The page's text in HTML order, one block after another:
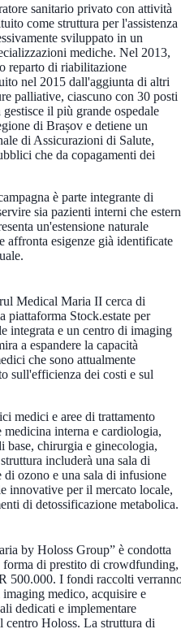
sanitario privato con attività
come struttura per l'assistenza
sviluppato in un
mediche. Nel 2013,
reparto di riabilitazione
nel 2015 dall'aggiunta di altri
palliative, ciascuno con 30 posti
il più grande ospedale
di Brașov e detiene un
di Assicurazioni di Salute,
che da copagamenti dei
è parte integrante di
sia pazienti interni che
un'estensione naturale
affronta esigenze già identificate
Medical Maria II cerca di
piattaforma Stock.estate per
integrata e un centro di imaging
a espandere la capacità
che sono attualmente
sull'efficienza dei costi e sul
medici e aree di trattamento
medicina interna e cardiologia,
base, chirurgia e ginecologia,
includerà una sala di
di ozono e una sala di infusione
innovative per il mercato locale,
di detossificazione metabolica.
by Holoss Group” è condotta
forma di prestito di crowdfunding,
500.000. I fondi raccolti
medico, acquisire e
dedicati e implementare
centro Holoss. La struttura di